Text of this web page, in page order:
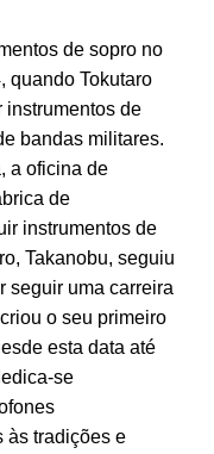
de sopro no
quando Tokutaro
instrumentos de
bandas militares.
a oficina de
de
instrumentos de
Takanobu, seguiu
seguir uma carreira
o seu primeiro
esta data até
se
às tradições e